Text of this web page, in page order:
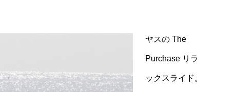
ヤスの The
Purchase リラ
ックスライド。